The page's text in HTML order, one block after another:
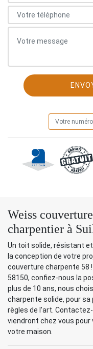
Weiss
charpentier à
Un toit solide, résistant
la conception de votre
couverture charpente 58
58150, confiez-nous la
plus de 10 ans, nous
charpente solide, pour
règles de l’art.
viendront chez vous pour
votre maison.